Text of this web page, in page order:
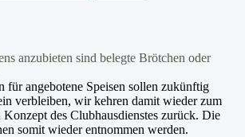
anzubieten sind belegte Brötchen oder
für angebotene Speisen sollen zukünftig
verbleiben, wir kehren damit wieder zum
des Clubhausdienstes zurück. Die
somit wieder entnommen werden.